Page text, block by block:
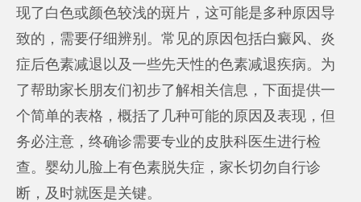
现了白色或颜色较浅的斑片，这可能是多种原因导
致的，需要仔细辨别。常见的原因包括白癜风、炎
症后色素减退以及一些先天性的色素减退疾病。为
了帮助家长朋友们初步了解相关信息，下面提供一
个简单的表格，概括了几种可能的原因及表现，但
务必注意，终确诊需要专业的皮肤科医生进行检
查。婴幼儿脸上有色素脱失症，家长切勿自行诊
断，及时就医是关键。